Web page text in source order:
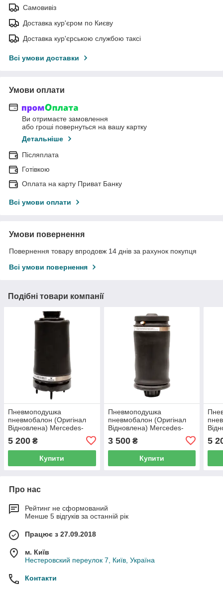
Самовивіз
Доставка кур'єром по Києву
Доставка кур'єрською службою таксі
Всі умови доставки
Умови оплати
Ви отримаєте замовлення
або гроші повернуться на вашу картку
Детальніше
Післяплата
Готівкою
Оплата на карту Приват Банку
Всі умови оплати
Умови повернення
Повернення товару впродовж 14 днів за рахунок покупця
Всі умови повернення
Подібні товари компанії
Пневмоподушка
пневмобалон (Оригінал
Відновлена) Mercedes-
(передня)
5 200 ₴
Купити
Пневмоподушка
пневмобалон (Оригінал
Відновлена) Mercedes-
(задня)
3 500₴
Купити
5
Про нас
Рейтинг не сформований
Менше 5 відгуків за останній рік
Працює з 27.09.2018
м. Київ
Нестеровский переулок 7, Київ, Україна
Контакти